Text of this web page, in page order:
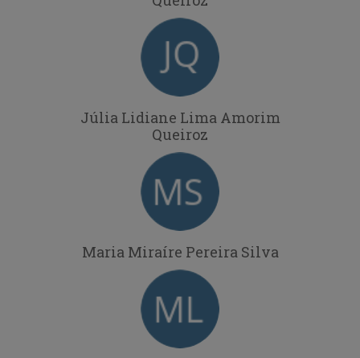
Júlia Lidiane Lima Amorim
Queiroz
Maria Miraíre Pereira Silva